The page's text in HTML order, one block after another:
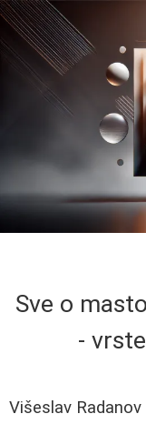
Sve o
-
Višeslav Radanov